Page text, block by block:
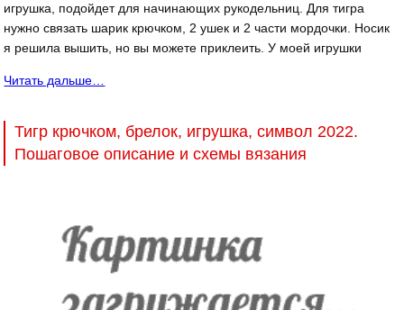
игрушка, подойдет для начинающих рукодельниц. Для тигра
нужно связать шарик крючком, 2 ушек и 2 части мордочки. Носик
я решила вышить, но вы можете приклеить. У моей игрушки
Читать дальше…
Тигр крючком, брелок, игрушка, символ 2022.
Пошаговое описание и схемы вязания